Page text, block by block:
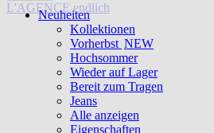
Neuheiten
Kollektionen
Vorherbst NEW
Hochsommer
Wieder auf Lager
Bereit zum Tragen
Jeans
Alle anzeigen
Eigenschaften
L'AGENCE endlich